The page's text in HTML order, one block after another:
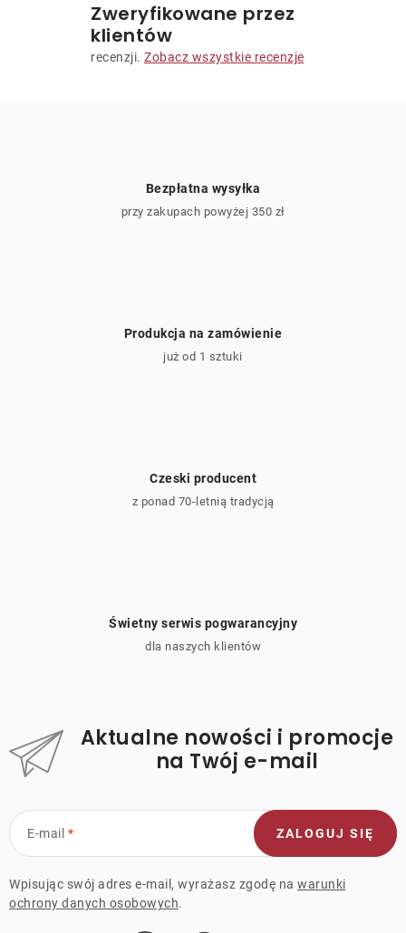
Zweryfikowane przez
klientów
recenzji. Zobacz wszystkie recenzje
Bezpłatna wysyłka
przy zakupach powyżej 350 zł
Produkcja na zamówienie
już od 1 sztuki
Czeski producent
z ponad 70-letnią tradycją
Świetny serwis pogwarancyjny
dla naszych klientów
Aktualne nowości i promocje
na Twój e-mail
E-mail
Wpisując swój adres e-mail, wyrażasz zgodę na warunki
ochrony danych osobowych.
ZALOGUJ SIĘ